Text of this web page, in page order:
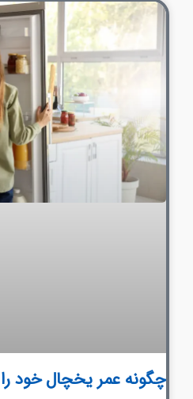
چگونه عمر یخچال خود